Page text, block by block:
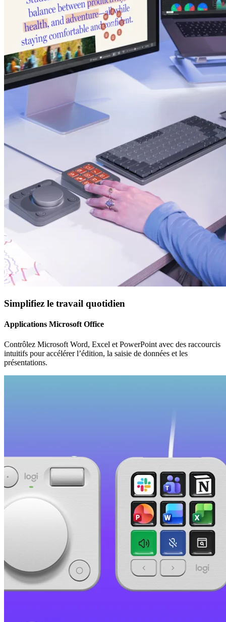
Simplifiez le travail quotidien
Applications Microsoft Office
Contrôlez Microsoft Word, Excel et PowerPoint avec des raccourcis
intuitifs pour accélérer l’édition, la saisie de données et les
présentations.